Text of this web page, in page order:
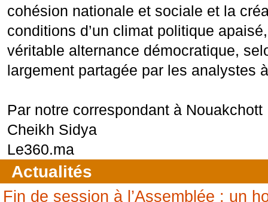
cohésion nationale et sociale et la
conditions d’un climat politique
véritable alternance démocratique,
largement partagée par les analystes
Par notre correspondant à Nouakchott
Cheikh Sidya
Le360.ma
Actualités
Fin de session à l’Assemblée : un